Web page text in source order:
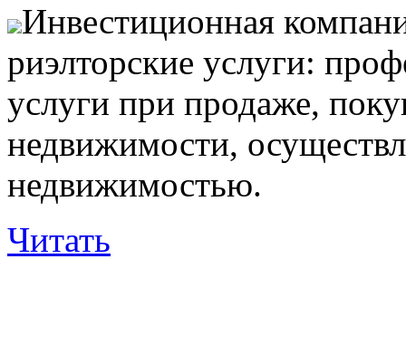
Инвестиционная
риэлторские услуги:
услуги при продаже,
недвижимости,
недвижимостью.
Читать